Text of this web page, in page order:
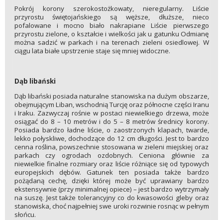
Pokrój korony szerokostożkowaty, nieregularny. Liście
przyrostu świętojańskiego są węższe, dłuższe, nieco
pofalowane i mocno biało nakrapiane Liście pierwszego
przyrostu zielone, o kształcie i wielkości jak u gatunku Odmianę
można sadzić w parkach i na terenach zieleni osiedlowej. W
ciągu lata białe upstrzenie staje się mniej widoczne.
Dąb libański
Dąb libański posiada naturalne stanowiska na dużym obszarze,
obejmującym Liban, wschodnią Turcję oraz północne części Iranu
i Iraku. Zazwyczaj rośnie w postaci niewielkiego drzewa, może
osiągać do 8 – 10 metrów i do 5 – 8 metrów średnicy korony.
Posiada bardzo ładne liście, o zaostrzonych klapach, twarde,
lekko połyskliwe, dochodzące do 12 cm długości. Jest to bardzo
cenna roślina, powszechnie stosowana w zieleni miejskiej oraz
parkach czy ogrodach ozdobnych. Ceniona głównie za
niewielkie finalne rozmiary oraz liście różniące się od typowych
europejskich dębów. Gatunek ten posiada także bardzo
pożądaną cechę, dzięki której może być uprawiany bardzo
ekstensywnie (przy minimalnej opiece) – jest bardzo wytrzymały
na suszę. Jest także tolerancyjny co do kwasowości gleby oraz
stanowiska, choć najpełniej swe uroki rozwinie rosnąc w pełnym
słońcu.